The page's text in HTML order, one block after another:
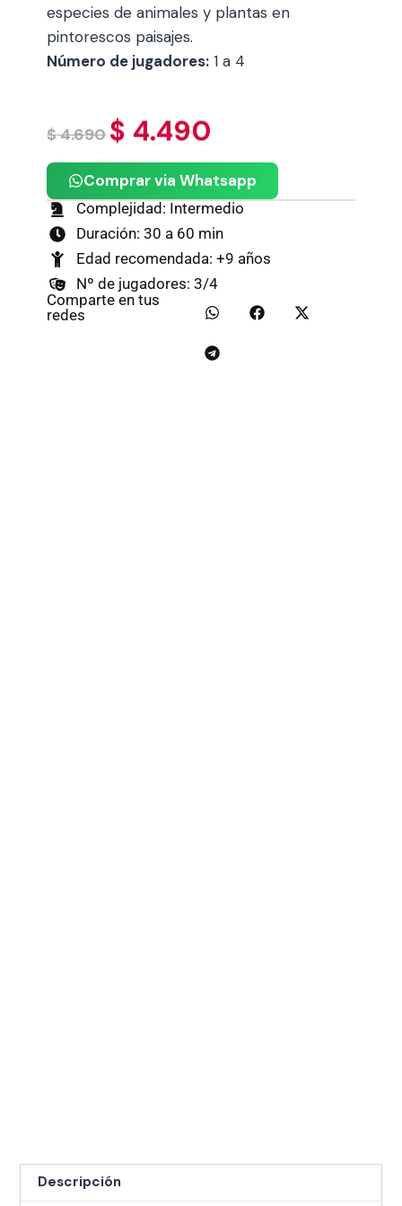
especies de animales y plantas en
pintorescos paisajes.
Número de jugadores: 1 a 4
$4.690$4.490
Comprar via Whatsapp
Complejidad: Intermedio
Duración: 30 a 60 min
Edad recomendada: +9 años
Nº de jugadores: 3/4
Comparte en tus
redes
Descripción